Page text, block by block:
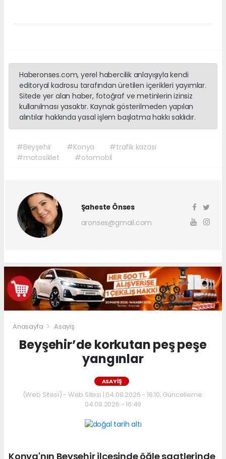
Haberonses.com, yerel habercilik anlayışıyla kendi
editoryal kadrosu tarafından üretilen içerikleri yayımlar.
Sitede yer alan haber, fotoğraf ve metinlerin izinsiz
kullanılması yasaktır. Kaynak gösterilmeden yapılan
alıntılar hakkında yasal işlem başlatma hakkı saklıdır.
#Beyşehir #Konya
#trafik kazası
#motosiklet
#otomobil
Şaheste Önses
aronses@gmail.com
Anasayfa Asayiş
Beyşehir’de korkutan peş peşe
yangınlar
ASAYIŞ
(Web Sitesi) - Web Sitesi | 04.08.2026 - 16:10, Güncelleme:
04.08.2026 - 16:49
Konya'nın Beyşehir ilçesinde öğle saatlerinde